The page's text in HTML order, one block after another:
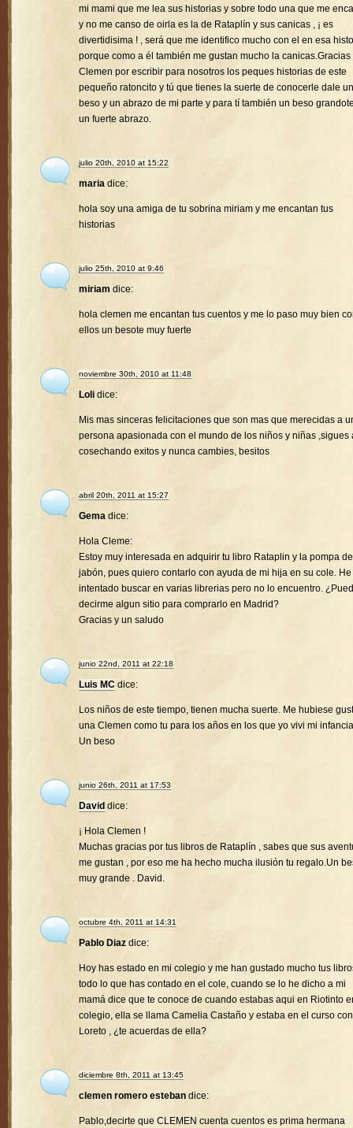
mi mami que me lea sus historias y sobre todo una que me
y no me canso de oirla es la de Rataplín y sus canicas , ¡ es
divertidisima ! , será que me identifico mucho con el en esa
porque como a él también me gustan mucho la canicas.Gracias
Clemen por escribir para nosotros los peques historias de este
pequeño ratoncito y tú que tienes la suerte de conocerle dale un
beso y un abrazo de mi parte y para tí también un beso
un fuerte abrazo.
julio 20th, 2010 at 15:22
maria dice:
hola soy una amiga de tu sobrina miriam y me encantan tus
historias
julio 25th, 2010 at 9:46
miriam dice:
hola clemen me encantan tus cuentos y me lo paso muy bien
ellos un besote muy fuerte
noviembre 30th, 2010 at 11:48
Loli dice:
Mis mas sinceras felicitaciones que son mas que merecidas a
persona apasionada con el mundo de los niños y niñas ,sigues
cosechando exitos y nunca cambies, besitos
abril 20th, 2011 at 15:27
Gema dice:
Hola Cleme:
Estoy muy interesada en adquirir tu libro Rataplin y la pompa de
jabón, pues quiero contarlo con ayuda de mi hija en su cole. He
intentado buscar en varias librerias pero no lo encuentro.
decirme algun sitio para comprarlo en Madrid?
Gracias y un saludo
junio 22nd, 2011 at 22:18
Luis MC dice:
Los niños de este tiempo, tienen mucha suerte. Me hubiese
una Clemen como tu para los años en los que yo vivi mi
Un beso
junio 26th, 2011 at 17:53
David dice:
¡ Hola Clemen !
Muchas gracias por tus libros de Rataplín , sabes que sus
me gustan , por eso me ha hecho mucha ilusión tu regalo.Un
muy grande . David.
octubre 4th, 2011 at 14:31
Pablo Diaz dice:
Hoy has estado en mi colegio y me han gustado mucho tus
todo lo que has contado en el cole, cuando se lo he dicho a mi
mamá dice que te conoce de cuando estabas aqui en Riotinto
colegio, ella se llama Camelia Castaño y estaba en el curso con
Loreto , ¿te acuerdas de ella?
diciembre 8th, 2011 at 13:45
clemen romero esteban dice:
Pablo,decirte que CLEMEN cuenta cuentos es prima hermana